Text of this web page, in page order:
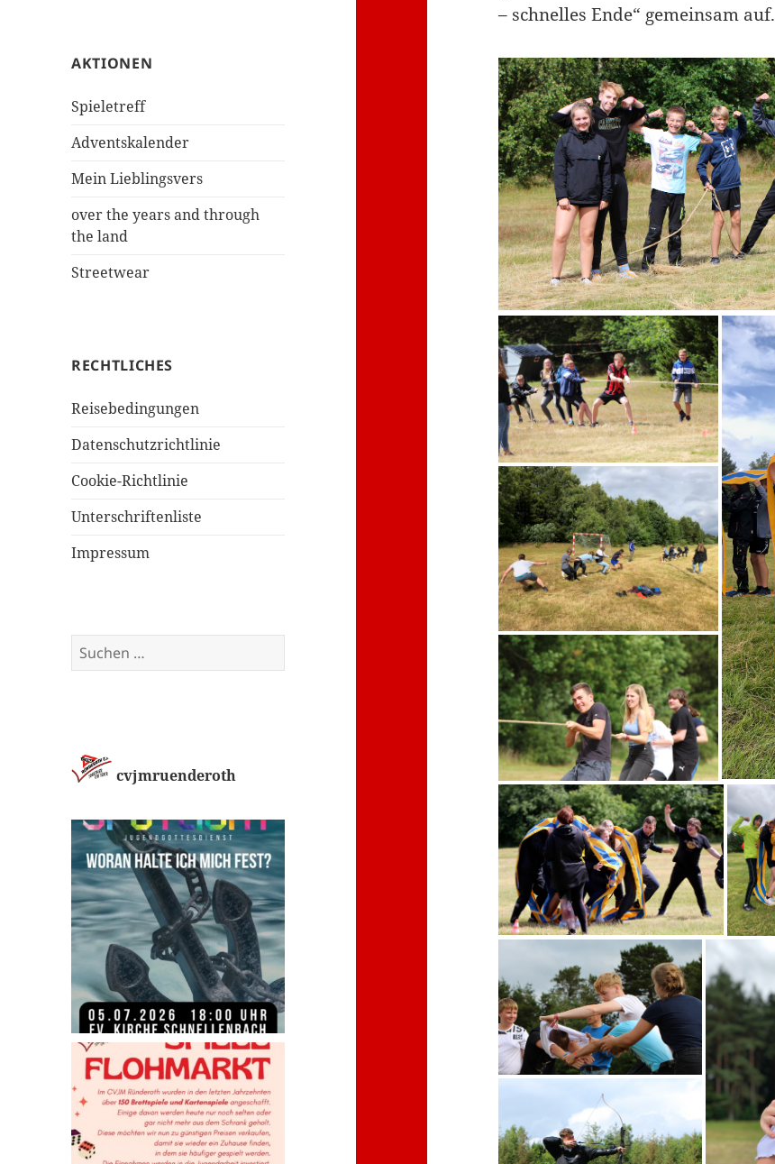
AKTIONEN
Spieletreff
Adventskalender
Mein Lieblingsvers
over the years and through
the land
Streetwear
RECHTLICHES
Reisebedingungen
Datenschutzrichtlinie
Cookie-Richtlinie
Unterschriftenliste
Impressum
Suchen
nach:
cvjmruenderoth
– schnelles Ende“ gemeinsam auf.